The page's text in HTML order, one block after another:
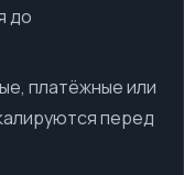
до
платёжные или
перед